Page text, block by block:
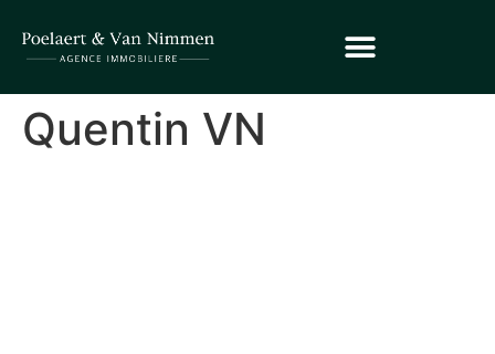
Quentin VN